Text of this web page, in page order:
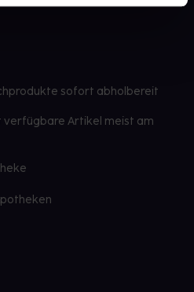
sofort abholbereit
Artikel meist am